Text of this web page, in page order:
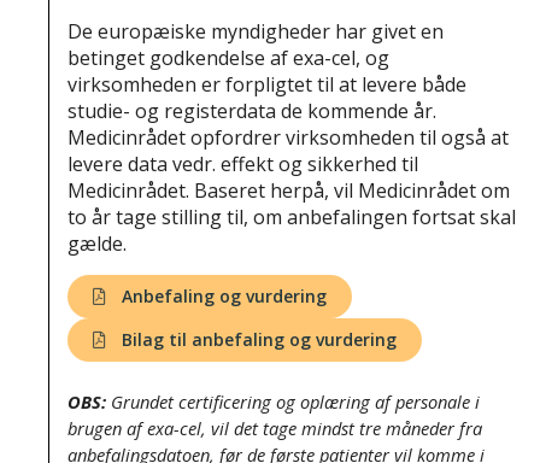
De europæiske myndigheder har givet en
betinget godkendelse af exa-cel, og
virksomheden er forpligtet til at levere både
studie- og registerdata de kommende år.
Medicinrådet opfordrer virksomheden til også at
levere data vedr. effekt og sikkerhed til
Medicinrådet. Baseret herpå, vil Medicinrådet om
to år tage stilling til, om anbefalingen fortsat skal
gælde.
Anbefaling og vurdering
Bilag til anbefaling og vurdering
OBS: Grundet certificering og oplæring af personale i
brugen af exa-cel, vil det tage mindst tre måneder fra
anbefalingsdatoen, før de første patienter vil komme i